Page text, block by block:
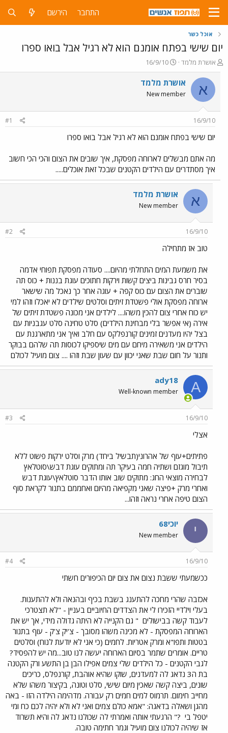
התחבר הירשם
אוכל כשר
יום שישי בפתח אומנם הוא לא רגיל אבל בואו ספרו
פ
ו
ת
ח
ה
ו
ש
א
אושרת מלמד
פ
ו
ר
ם
ר
16/9/10
א אושרת מלמד
New member
16/9/10
#1
יום שישי בפתח אומנם הוא לא רגיל אבל בואו ספרו
מה אתם מבשלים לארוחה מפסקת, איך שובים את הצום והכי הכי חשוב
איך מסתדרים עם הילדים הקטנים שבכל זאת אוכלים.....
א אושרת מלמד
New member
16/9/10
#2
טוב אז מתחילה
את משמעת המים התחלתי מהיום.... סעודה מפסקת תפוחי אדמה
בסיר חרס גבינות ביצים קשות וירקות חתוכים עוגת בננות + כוס תה
שוברים את הצום עם כוס קפה + עוגה אחר כך נאכל מה שישאר
ארוחה מפסקת אולי פשטדת זיתים וסלטים שילדים לא יאכלו וזהו למי
יש כוח אחרי צום להכין משהו.... לילדים אני מכונה פשטדת זיתים של
אירה (אי אפשר בלי מבחינת הילדים) סלט טחינה סלט עגבניות עם
בצל יהיו מעדנים זמינים קורנפלקס עם חלב ואיך אני מתארגנת עם
הילדים אני משאירה מיחם עם מים שיספיקו לכוסות תה שלהם בבוקר
ותנור על חום שבת שאני יכוון עם שעון שבת וזהו .... צום מועיל לכולם
A
ady18
Well-known member
16/9/10
#3
אצלי
פתיתים+עוף של אהרוני(תבשיל ביחד) מרק וסלט ירקות פשוט ללא
תיבול מוגזם ושתיה חמה בעיקר תה ומתוקים עוגת דבש\סוטלאץ
לבחירה מוצאי החג: מתוקים שוב אותו הדבר סוטלאץ\עוגת דבש
ואחרי מרק +פיצה שאני מקפיאה מהיום ואחממם בתנור לקראת סוף
הצום טיפה אחרי נראה וזהו...
י יוכי68
New member
16/9/10
#4
ככשמעתי ששבת נצום את צום יום הכיפורים חשתי
אכזבה שהרי מחכה להתענג בשבת בכיף ובהנאה ולא להתענות.
בעלי וילדיי הזכירו לי את הצדדים החיוביים בעניין - "לא תצטרכי
לעבוד קשה בבישולים " גם הקנייה לא היתה גדולה מידי, אך יש את
הארוחה המפסקת - לא מכינה משהו מסובך - צ'יק צ'ק - עוף בתנור
בטטות ותפו"א ומרק אטריות. לחמים (כי אני לא יודעת לנוח) וסלטים
טריים. אומרים שתמר בסיום הארוחה יעשה לנו טוב...מה יש להפסיד?
לגבי הקטנים - כל הילדים שלי צמים אפילו הבן בן התשע ורק הקטנה
בת ה3 נדאג לה למעדנים, שוקו שהיא אוהבת, קורנפלס, כריכים
שונים, ביצה קשה שאכין מיום שישי, סלט וטונה, בקיצור משהו שלא
מחייב חימום. תרמוס למים חמים רק עבורה. מדהימה הילדה הזו - באה
מהגן ושאלה בדאגה: "אמא כולם צמים ואני לא ולא יהיה לכם כח ומי
יטפל בי ?" הרגעתי אותה ואמרתי לה שכולנו נדאג לה והיא תשרוד
אז שיהיה לכולנו צום מועיל וגמר חתימה טובה.